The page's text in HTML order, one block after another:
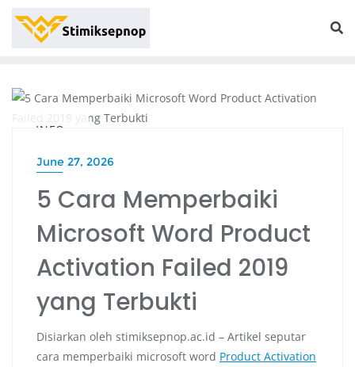
INFO
June 27, 2026
5 Cara Memperbaiki
Microsoft Word Product
Activation Failed 2019
yang Terbukti
Disiarkan oleh stimiksepnop.ac.id – Artikel seputar
cara memperbaiki microsoft word Product Activation